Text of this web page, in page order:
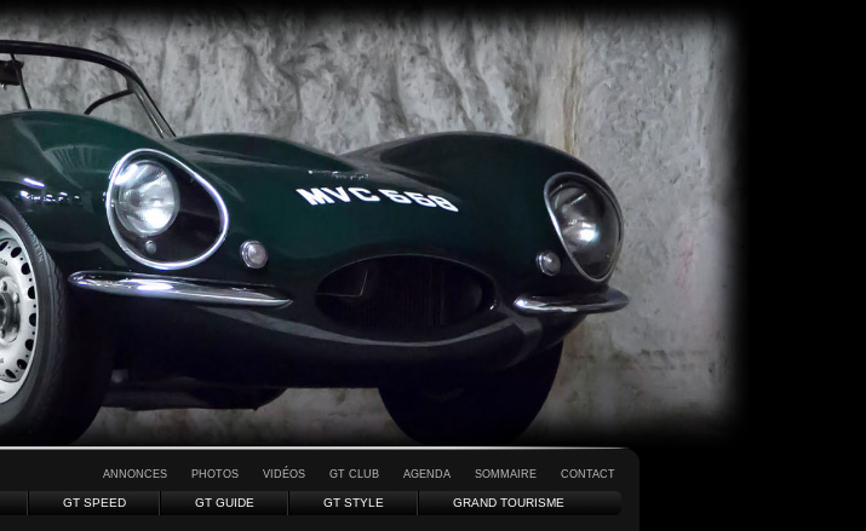
ANNONCES PHOTOS VIDÉOS GT CLUB AGENDA SOMMAIRE CONTACT
GT SPEED GT GUIDE GT STYLE GRAND TOURISME